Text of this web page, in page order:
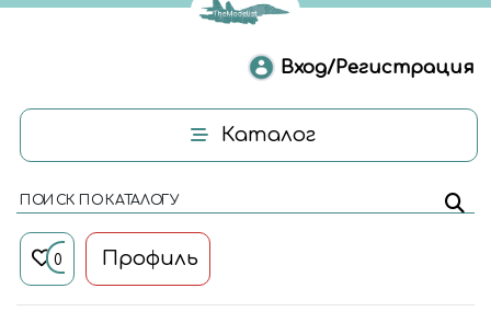
Вход/Регистрация
Каталог
ПОИСК ПО КАТАЛОГУ
0 Профиль